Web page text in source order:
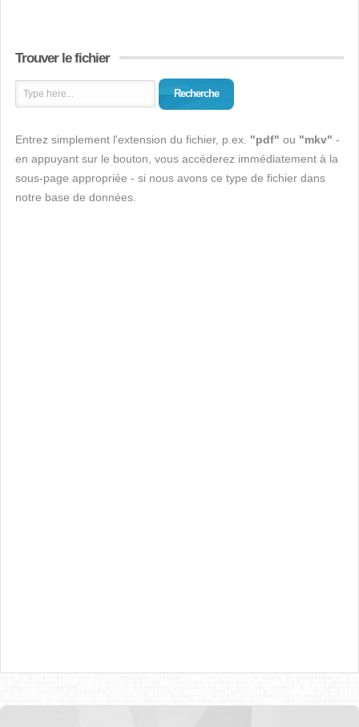
Trouver le fichier
Recherche
Entrez simplement l'extension du fichier, p.ex. "pdf" ou "mkv" -
en appuyant sur le bouton, vous accéderez immédiatement à la
sous-page appropriée - si nous avons ce type de fichier dans
notre base de données.